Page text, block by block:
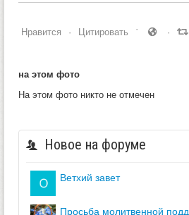
Нравится Цитировать
на этом фото
На этом фото никто не отмечен
Новое на форуме
ветхий завет
просьба молитвенной